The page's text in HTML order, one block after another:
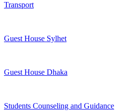
Transport
Guest House Sylhet
Guest House Dhaka
Students Counseling and Guidance